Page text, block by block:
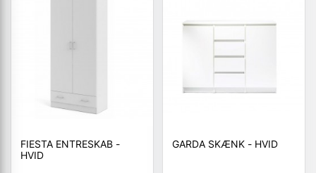
FIESTA ENTRESKAB -
HVID
GARDA SKÆNK - HVID